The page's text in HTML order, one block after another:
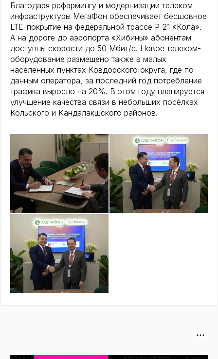
Благодаря рефармингу и модернизации телеком
инфраструктуры МегаФон обеспечивает бесшовное
LTE-покрытие на федеральной трассе Р-21 «Кола».
А на дороге до аэропорта «Хибины» абонентам
доступны скорости до 50 Мбит/с. Новое телеком-
оборудование размещено также в малых
населенных пунктах Ковдорского округа, где по
данным оператора, за последний год потребление
трафика выросло на 20%. В этом году планируется
улучшение качества связи в небольших посёлках
Кольского и Кандалакшского районов.